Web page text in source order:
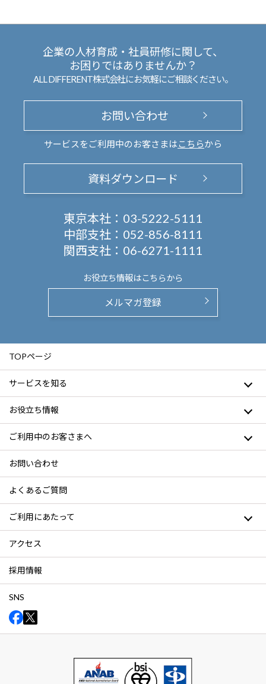
企業の人材育成・社員研修に関して、
お困りではありませんか？
ALL DIFFERENT株式会社にお気軽にご相談ください。
お問い合わせ
サービスをご利用中のお客さまは こちらから
資料ダウンロード
東京本社： 03-5222-5111
中部支社： 052-856-8111
関西支社： 06-6271-1111
お役立ち情報はこちらから
メルマガ登録
TOPページ
サービスを知る
お役立ち情報
ご利用中のお客さまへ
お問い合わせ
よくあるご質問
ご利用にあたって
アクセス
採用情報
SNS